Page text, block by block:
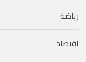
رياضة
اقتصاد